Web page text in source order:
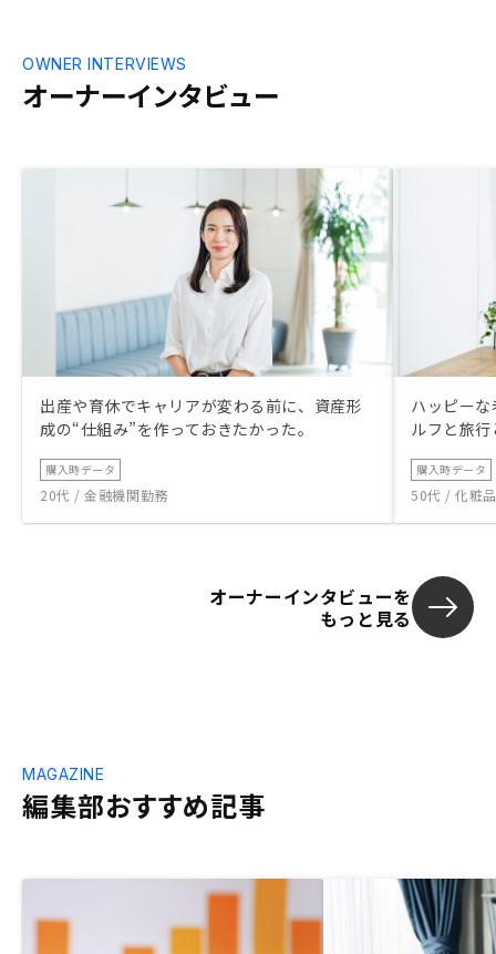
オーナーインタビュー
OWNER INTERVIEWS
出産や育休でキャリアが変わる前に、資産形
成の“仕組み”を作っておきたかった。
購入時データ
20代 / 金融機関勤務
ハッピー
ルフと旅
購入時データ
50代 / 化粧
オーナーインタビューを
もっと見る
編集部おすすめ記事
MAGAZINE